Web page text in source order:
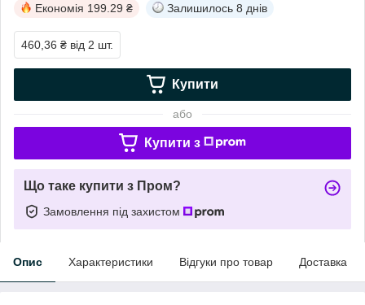
Економія 199.29 ₴ Залишилось 8 днів
460,36 ₴ від 2 шт.
Купити
або
Купити з
Що таке купити з Пром?
Замовлення під захистом
Опис Характеристики Відгуки про товар Доставка